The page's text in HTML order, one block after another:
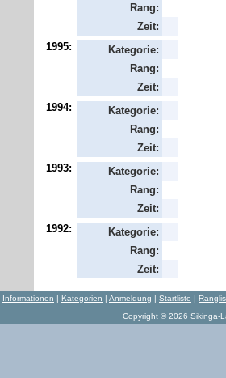
Rang:
Zeit:
1995:
Kategorie:
Rang:
Zeit:
1994:
Kategorie:
Rang:
Zeit:
1993:
Kategorie:
Rang:
Zeit:
1992:
Kategorie:
Rang:
Zeit:
Informationen | Kategorien | Anmeldung | Startliste |
Copyright © 2026 Sikinga-